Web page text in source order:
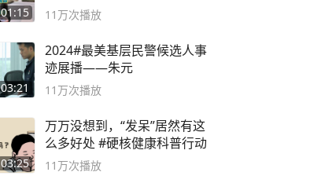
01:15 11万次播放
03:21
2024#最美基层民警候选人事
迹展播——朱元
11万次播放
03:25
万万没想到，“发呆”居然有这
么多好处 #硬核健康科普行动
11万次播放